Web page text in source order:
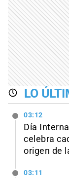
LO
03:12
Día
celebra
origen de
03:11